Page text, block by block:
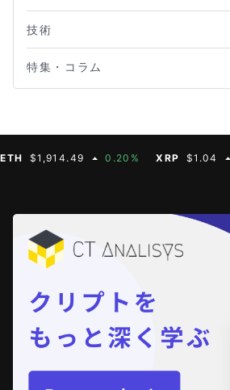
技術
特集・コラム
$1,914.49 0.20% XRP $1.04